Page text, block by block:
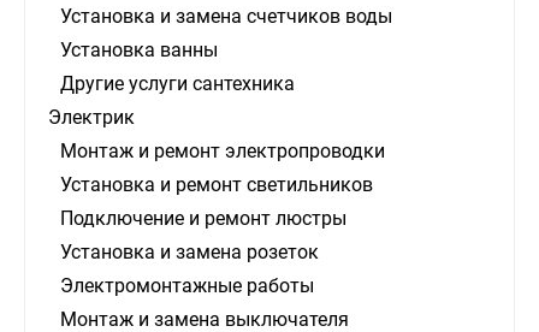
Установка и замена счетчиков воды
Установка ванны
Другие услуги сантехника
Электрик
Монтаж и ремонт электропроводки
Установка и ремонт светильников
Подключение и ремонт люстры
Установка и замена розеток
Электромонтажные работы
Монтаж и замена выключателя